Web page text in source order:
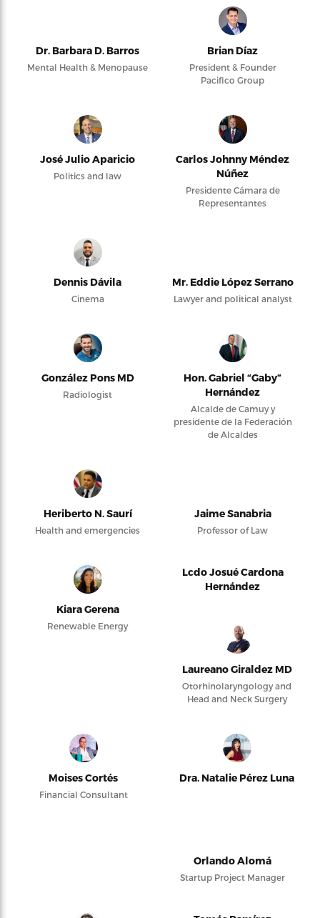
Dr. Barbara D. Barros
Mental Health & Menopause
Brian Díaz
President & Founder
Pacifico Group
José Julio Aparicio
Politics and law
Carlos Johnny Méndez
Núñez
Presidente Cámara de
Representantes
Dennis Dávila
Cinema
Mr. Eddie López Serrano
Lawyer and political analyst
González Pons MD
Radiologist
Hon. Gabriel “Gaby”
Hernández
Alcalde de Camuy y
presidente de la Federación
de Alcaldes
Heriberto N. Saurí
Health and emergencies
Jaime Sanabria
Professor of Law
Kiara Gerena
Renewable Energy
Lcdo Josué Cardona
Hernández
Laureano Giraldez MD
Otorhinolaryngology and
Head and Neck Surgery
Moises Cortés
Financial Consultant
Dra. Natalie Pérez Luna
Orlando Alomá
Startup Project Manager